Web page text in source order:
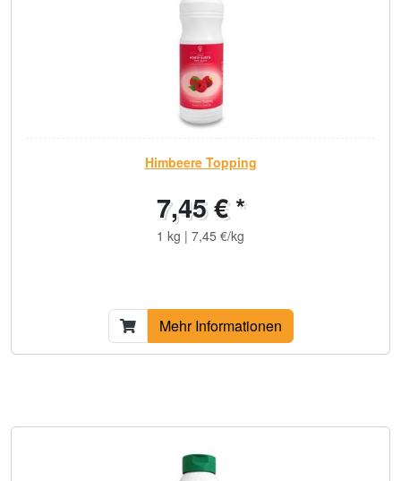
Himbeere Topping
7,45 € *
1 kg | 7,45 €/kg
Mehr Informationen